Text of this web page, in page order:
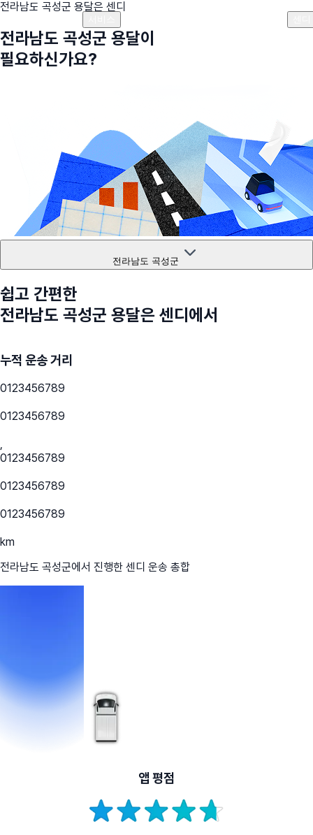
전라남도 곡성군 용달은 센디
전라남도 곡성군 용달이
필요하신가요?
전라남도 곡성군
쉽고 간편한
전라남도 곡성군 용달은 센디에서
누적 운송 거리
0123456789
0123456789
,
0123456789
0123456789
0123456789
km
전라남도 곡성군에서 진행한 센디 운송 총합
앱 평점